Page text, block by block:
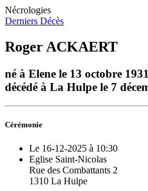
Nécrologies
Derniers Décès
Roger ACKAERT
né à Elene le 13 octobre 1931
décédé à La Hulpe le 7
Cérémonie
Le 16-12-2025 à 10:30
Eglise Saint-Nicolas
Rue des Combattants 2
1310 La Hulpe